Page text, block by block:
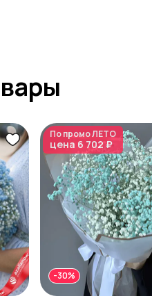
По промоЛЕТО
цена 6 702 ₽
-30%